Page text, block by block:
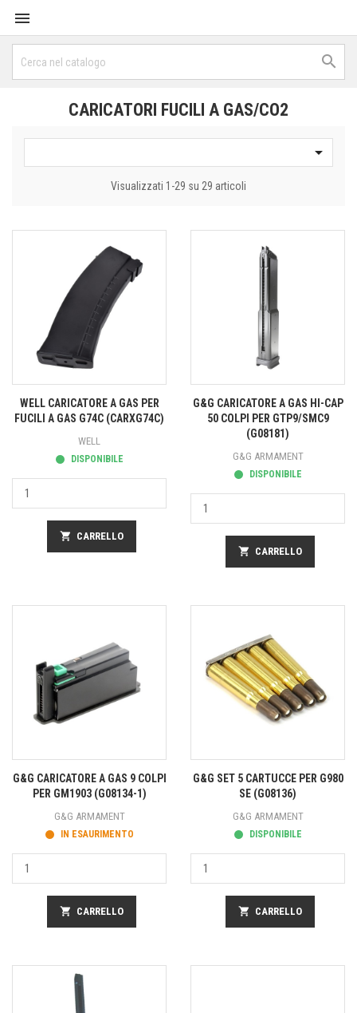


CARICATORI FUCILI A GAS/CO2

Visualizzati 1-29 su 29 articoli
WELL CARICATORE A GAS PER
FUCILI A GAS G74C (CARXG74C)
WELL
DISPONIBILE
shopping_cart CARRELLO
G&G CARICATORE A GAS HI-CAP
50 COLPI PER GTP9/SMC9
(G08181)
G&G ARMAMENT
DISPONIBILE
shopping_cart CARRELLO
G&G CARICATORE A GAS 9 COLPI
PER GM1903 (G08134-1)
G&G ARMAMENT
IN ESAURIMENTO
shopping_cart CARRELLO
G&G SET 5 CARTUCCE PER G980
SE (G08136)
G&G ARMAMENT
DISPONIBILE
shopping_cart CARRELLO